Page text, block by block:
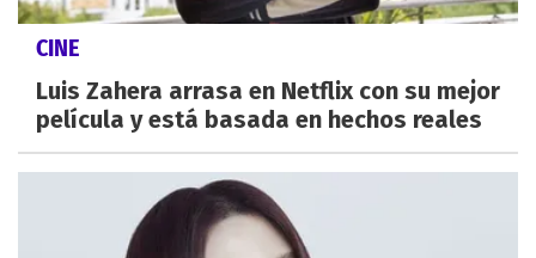
CINE
Luis Zahera arrasa en Netflix con su mejor
película y está basada en hechos reales